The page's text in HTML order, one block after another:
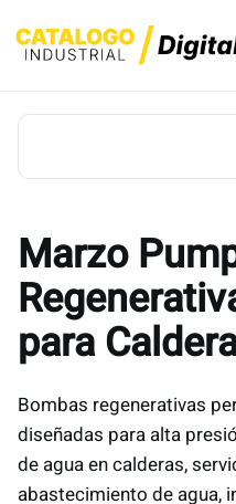
to
Marzo
para
Bombas regenerativas
diseñadas para alta
de agua en calderas,
abastecimiento de agua,